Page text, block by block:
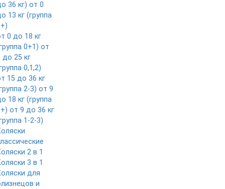
36 кг) от 0
13 кг (группа
0 до 18 кг
0+1) от
до 25 кг
0,1,2)
15 до 36 кг
2-3) от 9
18 кг (группа
от 9 до 36 кг
1-2-3)
2 в 1
3 в 1
для
и